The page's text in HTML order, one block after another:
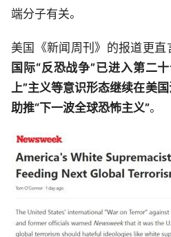
端分子有关。
美国《新闻周刊》的报道更直
国际“反恐战争”已进入第二
上”主义等意识形态继续在美
助推“下一波全球恐怖主义”。